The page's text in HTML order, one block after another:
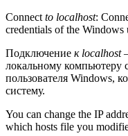
Connect to localhost:
credentials of the
Подключение к localhost
локальному компьютеру
пользователя Windows,
систему.
You can change the IP
which hosts file you